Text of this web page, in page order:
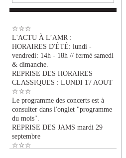
☆☆☆
L'ACTU À L’AMR :
HORAIRES D'ÉTÉ: lundi -
vendredi: 14h - 18h // fermé samedi
& dimanche.
REPRISE DES HORAIRES
CLASSIQUES : LUNDI 17 AOUT
☆☆☆
Le programme des concerts est à
consulter dans l'onglet "programme
du mois".
REPRISE DES JAMS mardi 29
septembre
☆☆☆